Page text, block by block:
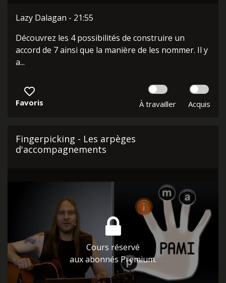
Lazy Dalagan - 21:55
Découvrez les 4 possibilités de construire un
accord de 7 ainsi que la manière de les nommer. Il y
a...
Favoris À travailler Acquis
Fingerpicking - Les arpèges
d'accompagnements
Cours réservé
aux abonnés Premium.